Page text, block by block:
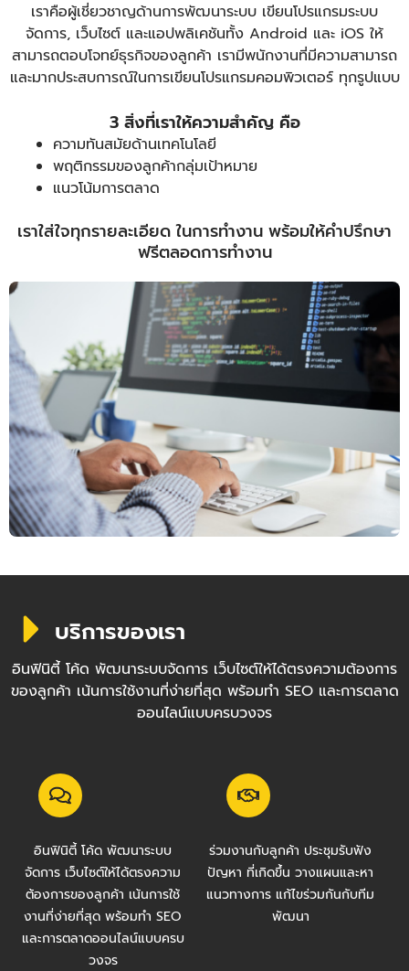
เราคือผู้เชี่ยวชาญด้านการพัฒนาระบบ เขียนโปรแกรมระบบ
จัดการ, เว็บไซต์ และแอปพลิเคชันทั้ง Android และ iOS ให้
สามารถตอบโจทย์ธุรกิจของลูกค้า เรามีพนักงานที่มีความสามารถ
และมากประสบการณ์ในการเขียนโปรแกรมคอมพิวเตอร์ ทุกรูปแบบ
3 สิ่งที่เราให้ความสำคัญ คือ
ความทันสมัยด้านเทคโนโลยี
พฤติกรรมของลูกค้ากลุ่มเป้าหมาย
แนวโน้มการตลาด
เราใส่ใจทุกรายละเอียด ในการทำงาน พร้อมให้คำปรึกษา
ฟรีตลอดการทำงาน
บริการของเรา
อินฟินิตี้ โค้ด พัฒนาระบบจัดการ เว็บไซต์ให้ได้ตรงความต้องการ
ของลูกค้า เน้นการใช้งานที่ง่ายที่สุด พร้อมทำ SEO และการตลาด
ออนไลน์แบบครบวงจร
อินฟินิตี้ โค้ด พัฒนาระบบ
จัดการ เว็บไซต์ให้ได้ตรงความ
ต้องการของลูกค้า เน้นการใช้
งานที่ง่ายที่สุด พร้อมทำ SEO
และการตลาดออนไลน์แบบครบ
วงจร
ร่วมงานกับลูกค้า ประชุมรับฟัง
ปัญหา ที่เกิดขึ้น วางแผนและหา
แนวทางการ แก้ไขร่วมกันกับทีม
พัฒนา